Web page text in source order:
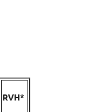
RVH*